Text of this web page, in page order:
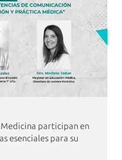
participan en
esenciales para su